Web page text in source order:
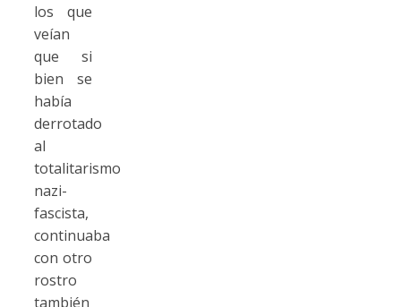
los que
veían
que si
bien se
había
derrotado
al
totalitarismo
nazi-
fascista,
continuaba
con otro
rostro
también